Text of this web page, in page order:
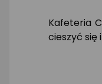
Kafeteria
cieszyć się